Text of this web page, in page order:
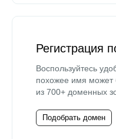
Регистрация
Воспользуйтесь
похожее имя может
из 700+ доменных
Подобрать домен